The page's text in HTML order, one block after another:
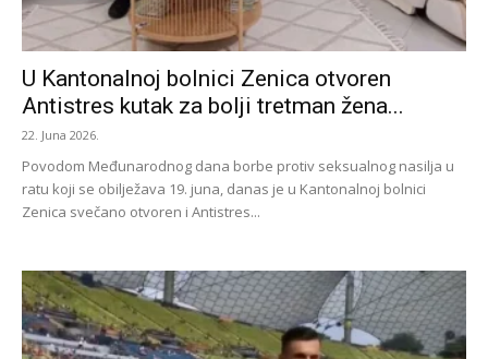
U Kantonalnoj bolnici Zenica otvoren
Antistres kutak za bolji tretman žena...
22. Juna 2026.
Povodom Međunarodnog dana borbe protiv seksualnog nasilja u
ratu koji se obilježava 19. juna, danas je u Kantonalnoj bolnici
Zenica svečano otvoren i Antistres...